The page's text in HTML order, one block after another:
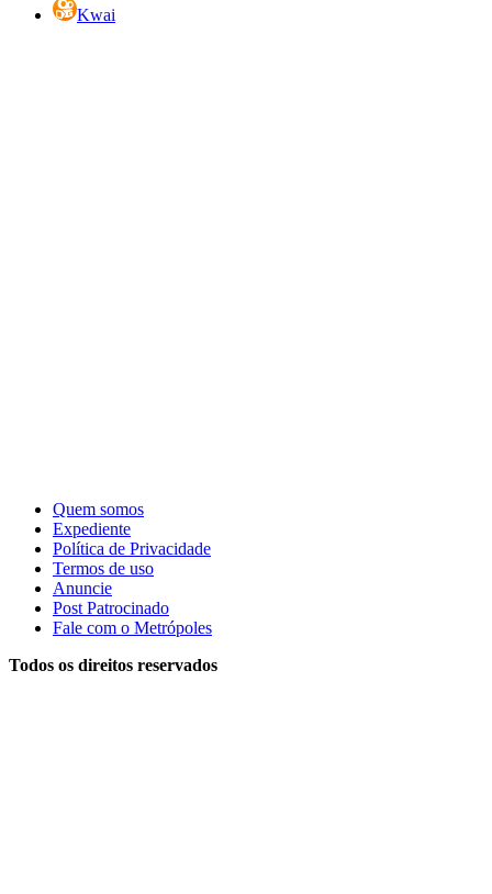
Kwai
Quem somos
Expediente
Política de Privacidade
Termos de uso
Anuncie
Post Patrocinado
Fale com o Metrópoles
Todos os direitos reservados